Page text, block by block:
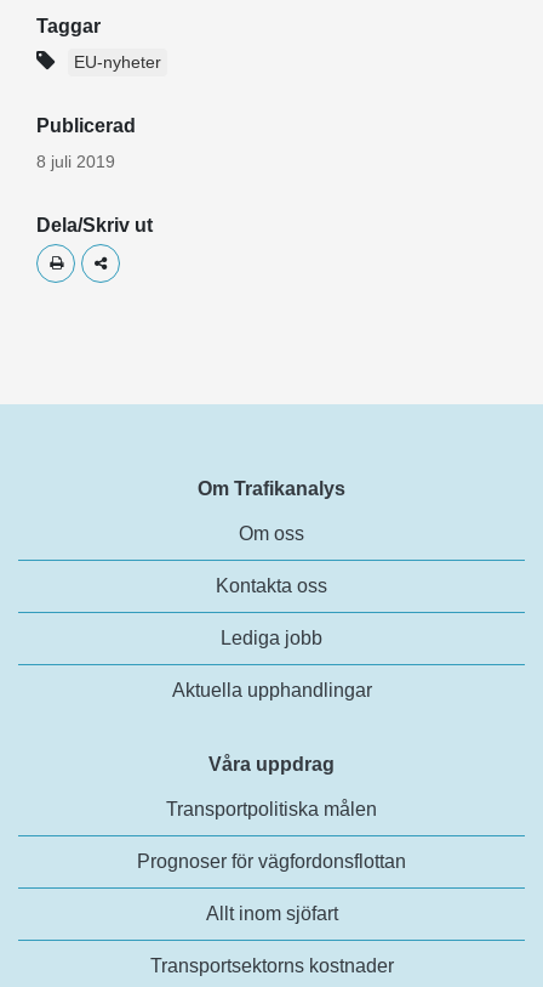
Taggar
EU-nyheter
Publicerad
8 juli 2019
Dela/Skriv ut
Skriv utDela
Om Trafikanalys
Om oss
Kontakta oss
Lediga jobb
Aktuella upphandlingar
Våra uppdrag
Transportpolitiska målen
Prognoser för vägfordonsflottan
Allt inom sjöfart
Transportsektorns kostnader